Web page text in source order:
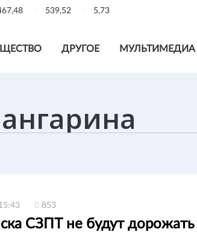
539,52 5,73
ДРУГОЕ МУЛЬТИМЕДИА
853
СЗПТ не будут дорожать